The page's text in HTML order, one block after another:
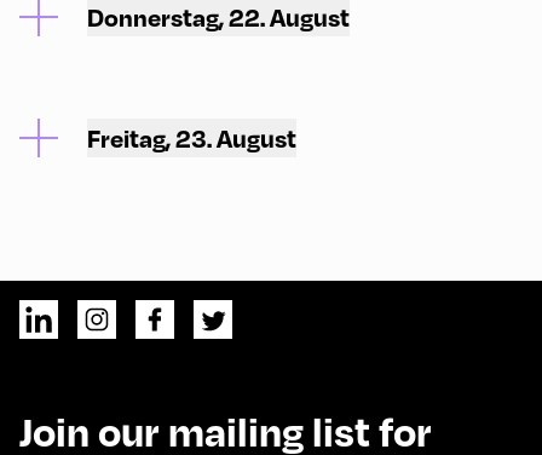
Donnerstag, 22. August
Freitag, 23. August
Join our mailing list for